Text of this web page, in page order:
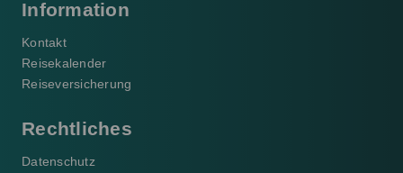
Information
Kontakt
Reisekalender
Reiseversicherung
Rechtliches
Datenschutz